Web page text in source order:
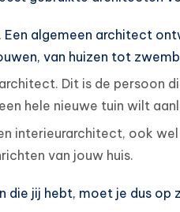
algemeen architect
van huizen tot
Dit is de persoon
hele nieuwe tuin wilt
interieurarchitect, ook wel
van jouw huis.
die jij hebt, moet je dus